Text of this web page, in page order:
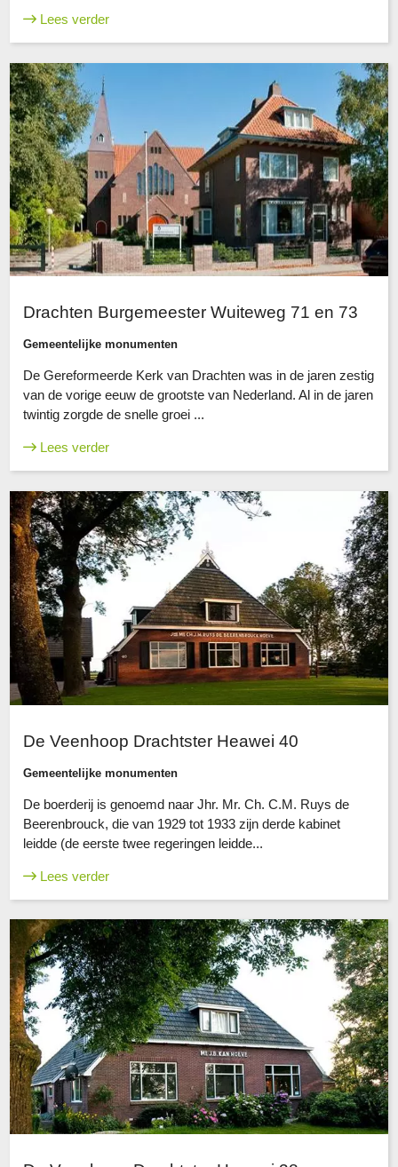
Lees verder
Drachten Burgemeester Wuiteweg 71 en 73
Gemeentelijke monumenten
De Gereformeerde Kerk van Drachten was in de jaren zestig
van de vorige eeuw de grootste van Nederland. Al in de jaren
twintig zorgde de snelle groei ...
Lees verder
De Veenhoop Drachtster Heawei 40
Gemeentelijke monumenten
De boerderij is genoemd naar Jhr. Mr. Ch. C.M. Ruys de
Beerenbrouck, die van 1929 tot 1933 zijn derde kabinet
leidde (de eerste twee regeringen leidde...
Lees verder